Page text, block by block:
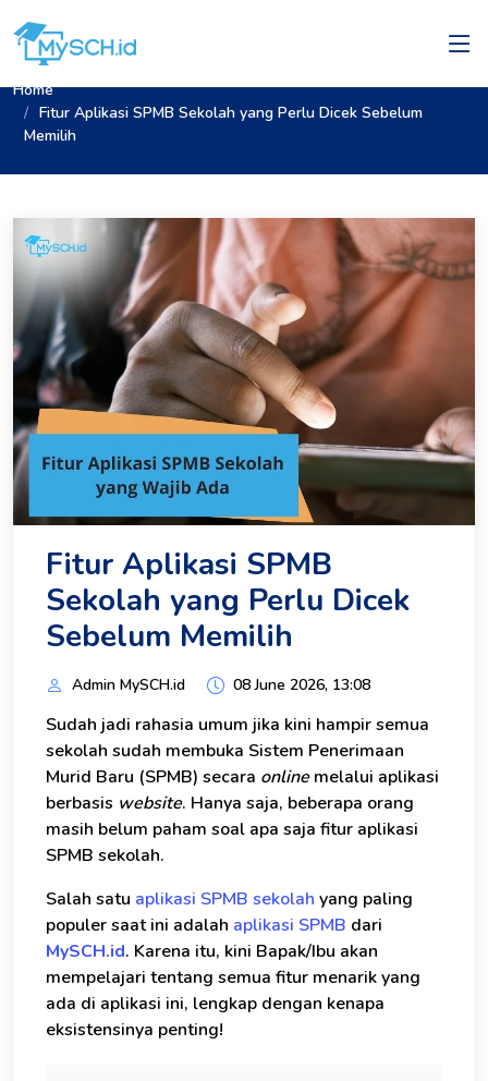
Home
Fitur Aplikasi SPMB Sekolah yang Perlu Dicek Sebelum
Memilih
Fitur Aplikasi SPMB
Sekolah yang Perlu Dicek
Sebelum Memilih
Admin MySCH.id 08 June 2026, 13:08
Sudah jadi rahasia umum jika kini hampir semua
sekolah sudah membuka Sistem Penerimaan
Murid Baru (SPMB) secara onlinemelalui aplikasi
berbasis website. Hanya saja, beberapa orang
masih belum paham soal apa saja fitur aplikasi
SPMB sekolah.
Salah satu aplikasi SPMB sekolah yang paling
populer saat ini adalah aplikasi SPMB dari
MySCH.id. Karena itu, kini Bapak/Ibu akan
mempelajari tentang semua fitur menarik yang
ada di aplikasi ini, lengkap dengan kenapa
eksistensinya penting!